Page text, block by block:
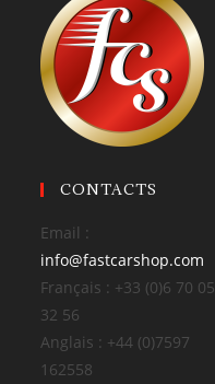
CONTACTS
Email :
info@fastcarshop.com
Français : +33 (0)6 70 05
32 56
Anglais : +44 (0)7597
162558